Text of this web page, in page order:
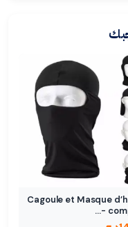
Cagoule et Masque